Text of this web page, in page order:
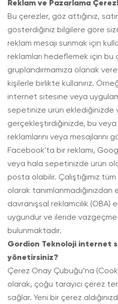
Reklam ve Pazarlama
Bu çerezler, göz attığınız,
gösterdiğiniz bilgilere göre
reklam mesajı sunmak için
reklamları hedeflemek için bu
gruplandırmamıza olanak
kişilerle birlikte kullanırız.
internet sitesine veya
sepetinize ürün eklediğinizde
gerçekleştirdiğinizde, bu
reklamlarını veya mesajlarını
Facebook'ta bir reklamı,
veya hala sepetinizde ürün
posta olabilir. Çalıştığımız
olarak
davranışsal reklamcılık
uygundur ve ileride
bulunmaktadır.
Gordion Teknoloji internet
yönetirsiniz?
Çerez Onay Çubuğu’na
olarak, çoğu tarayıcı çerez
sağlar. Yeni bir çerez